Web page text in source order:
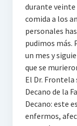
durante
comida a los
personales
pudimos más.
un mes y
que se
El Dr. Frontela
Decano de la
Decano: este
enfermos,